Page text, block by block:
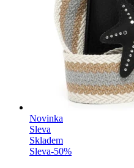
Novinka
Sleva
Skladem
Sleva-50%